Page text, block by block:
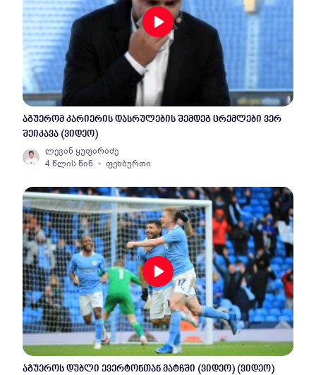
აგუერომ კარიერის დასრულების შემდეგ ცრემლები ვერ
შეიკავა (ვიდეო)
ლევან ყუფარაძე
4 წლის წინ
ფეხბურთი
აგუეროს დუბლი ევერტონთან მატჩში (ვიდეო) (ვიდეო)